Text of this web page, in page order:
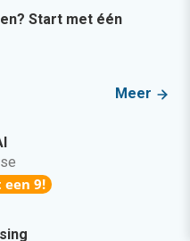
Start met één
Meer
een 9!